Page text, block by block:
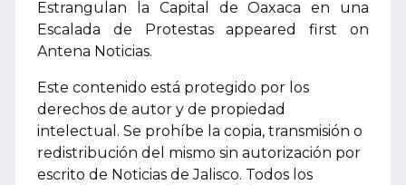
Estrangulan la Capital de Oaxaca en una
Escalada de Protestas appeared first on
Antena Noticias.
Este contenido está protegido por los
derechos de autor y de propiedad
intelectual. Se prohíbe la copia, transmisión o
redistribución del mismo sin autorización por
escrito de Noticias de Jalisco. Todos los